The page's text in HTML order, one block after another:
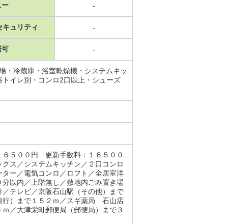
ー -
キュリティ -
可 -
・冷蔵庫・浴室乾燥機・システムキッ
イレ別・コンロ2口以上・シューズ
６５００円 更新手数料：１６５００
ス／システムキッチン／２口コンロ
ー／電気コンロ／ロフト／全居室洋
以内／上階無し／敷地内ごみ置き場
テレビ／京阪石山駅（その他）まで
）まで１５２ｍ／スギ薬局 石山店
／大津栄町郵便局（郵便局）まで３